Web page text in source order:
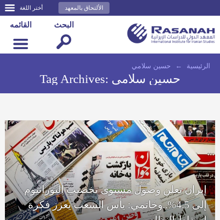
أختر اللغة الألتحاق بالمعهد
القائمه البحث
الرئيسية ← حسين سلامي
Tag Archives: حسين سلامي
إيران تعلن وصول مستوى تخصيب اليورانيوم
إلى 4.5%..وخاتمي: يأس الشعب يعزز فكرة